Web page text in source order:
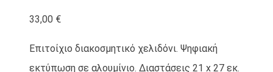
33,00 €
Επιτοίχιο διακοσμητικό χελιδόνι. Ψηφιακή
εκτύπωση σε αλουμίνιο. Διαστάσεις 21 x 27 εκ.